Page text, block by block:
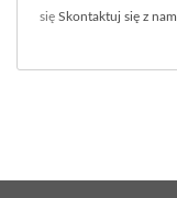
się Skontaktuj się z